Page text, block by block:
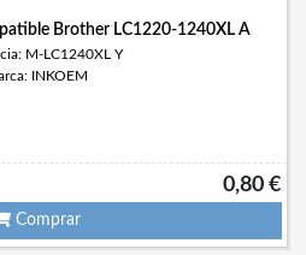
Brother LC1220-1240XL A
M-LC1240XL Y
INKOEM
0,80 €
Comprar